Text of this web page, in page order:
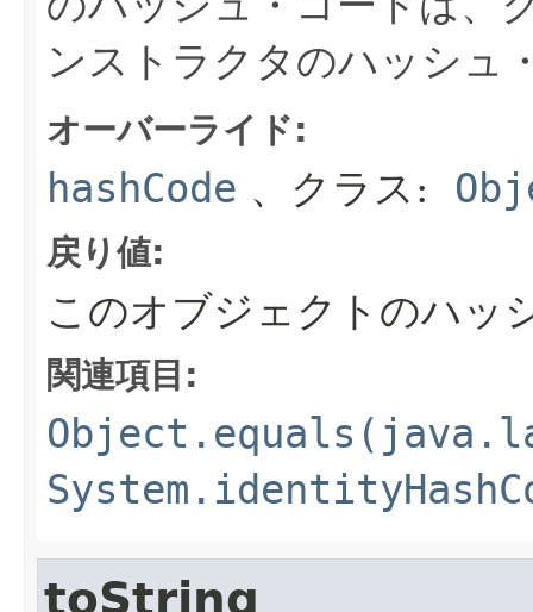
ンストラクタのハッシュ
オーバーライド:
hashCode 、クラス:
戻り値:
このオブジェクトのハッ
関連項目:
toString